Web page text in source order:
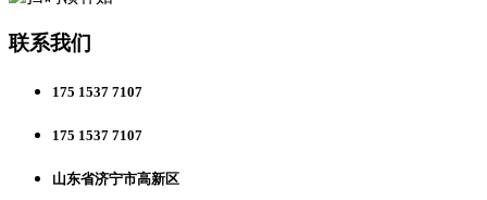
联系我们
175 1537 7107
175 1537 7107
山东省济宁市高新区